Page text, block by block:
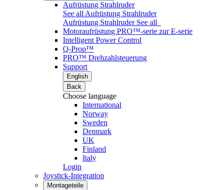
Aufrüstung Strahlruder
See all Aufrüstung Strahlruder
Aufrüstung Strahlruder See all
Motoraufrüstung PRO™-serie zur E-serie
Intelligent Power Control
Q-Prop™
PRO™ Drehzahlsteuerung
Support
English
Back
Choose language
International
Norway
Sweden
Denmark
UK
Finland
Italy
Login
Joystick-Integration
Montageteile